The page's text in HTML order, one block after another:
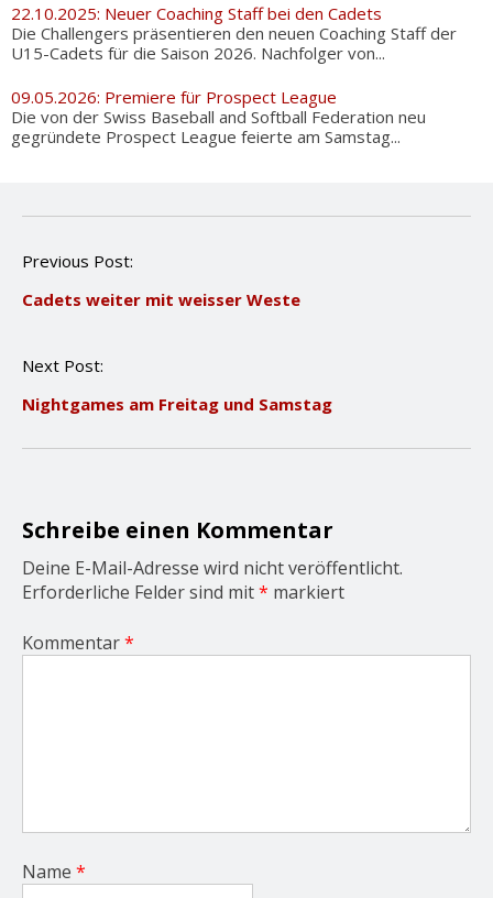
22.10.2025: Neuer Coaching Staff bei den Cadets
Die Challengers präsentieren den neuen Coaching Staff der
U15-Cadets für die Saison 2026. Nachfolger von...
09.05.2026: Premiere für Prospect League
Die von der Swiss Baseball and Softball Federation neu
gegründete Prospect League feierte am Samstag...
P
s
a
i
o
n
Previous Post:
Cadets weiter mit weisser Weste
Next Post:
Nightgames am Freitag und Samstag
Schreibe einen Kommentar
Deine E-Mail-Adresse wird nicht veröffentlicht.
Erforderliche Felder sind mit* markiert
Kommentar*
Name *